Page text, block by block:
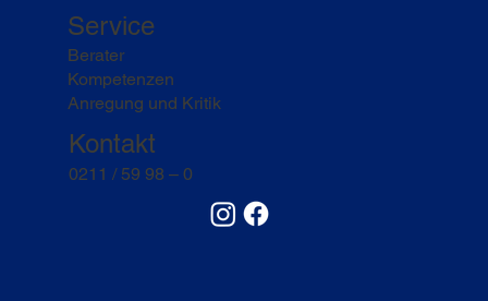
Kontakt
0211 / 59 98 – 0
Service
Berater
Kompetenzen
Anregung und Kritik